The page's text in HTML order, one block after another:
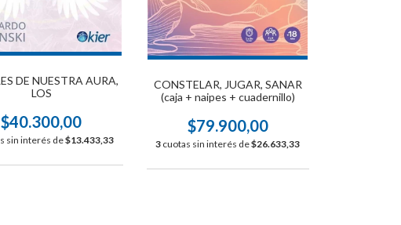
DE NUESTRA AURA,
LOS
$40.300,00
sin interés de$13.433,33
CONSTELAR, JUGAR, SANAR
(caja + naipes + cuadernillo)
$79.900,00
3 cuotas sin interés de$26.633,33